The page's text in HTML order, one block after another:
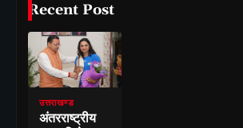
Recent Post
उत्तराखण्ड
अंतरराष्ट्रीय